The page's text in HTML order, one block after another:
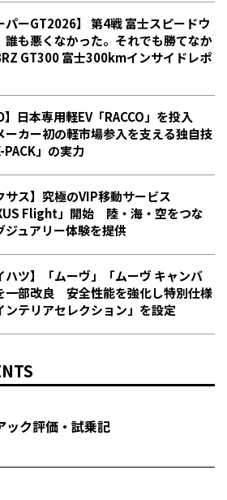
パーGT2026】 第4戦 富士スピードウ
も悪くなかった。それでも勝てなか
GT300 富士300kmインサイドレポ
】日本専用軽EV「RACCO」を投入
ーカー初の軽市場参入を支える独自技
PACK」の実力
サス】究極のVIP移動サービス
Flight」開始 陸・海・空をつな
ジュアリー体験を提供
ハツ】「ムーヴ」「ムーヴ キャンバ
一部改良 安全性能を強化し特別仕様
ンテリアセレクション」を設定
ック評価・試乗記